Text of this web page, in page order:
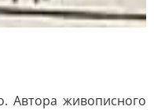
Автора живописного